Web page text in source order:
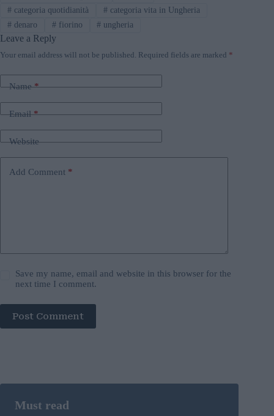
#categoria quotidianità #categoria vita in Ungheria
#denaro #fiorino # ungheria
Leave a Reply
Your email address will not be published. Required fields are marked *
Name*
Email*
Website
Add Comment *
Save my name, email and website in this browser for the
next time I comment.
Post Comment